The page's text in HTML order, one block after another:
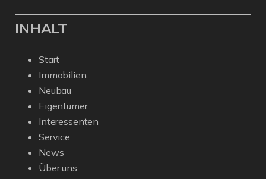
INHALT
Start
Immobilien
Neubau
Eigentümer
Interessenten
Service
News
Über uns